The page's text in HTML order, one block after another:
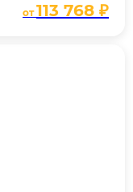
от113 768 ₽